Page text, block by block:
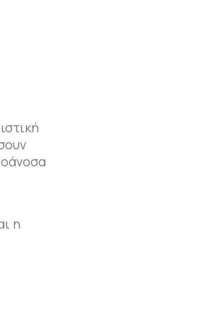
η